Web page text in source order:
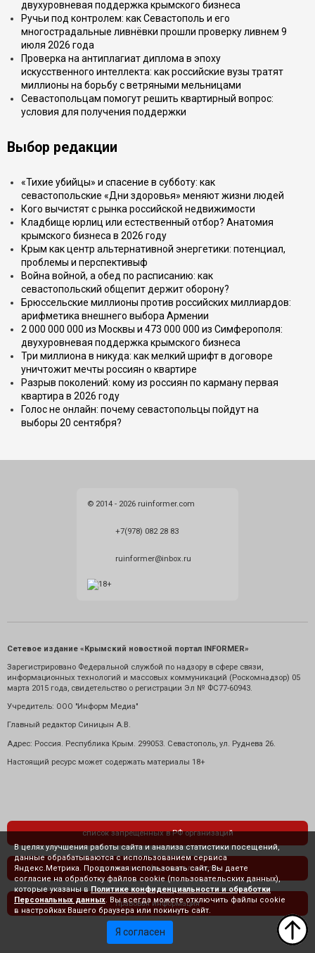
двухуровневая поддержка крымского бизнеса
Ручьи под контролем: как Севастополь и его
многострадальные ливнёвки прошли проверку ливнем 9
июля 2026 года
Проверка на антиплагиат диплома в эпоху
искусственного интеллекта: как российские вузы тратят
миллионы на борьбу с ветряными мельницами
Севастопольцам помогут решить квартирный вопрос:
условия для получения поддержки
Выбор редакции
«Тихие убийцы» и спасение в субботу: как
севастопольские «Дни здоровья» меняют жизни людей
Кого вычистят с рынка российской недвижимости
Кладбище юрлиц или естественный отбор? Анатомия
крымского бизнеса в 2026 году
Крым как центр альтернативной энергетики: потенциал,
проблемы и перспективыф
Война войной, а обед по расписанию: как
севастопольский общепит держит оборону?
Брюссельские миллионы против российских миллиардов:
арифметика внешнего выбора Армении
2 000 000 000 из Москвы и 473 000 000 из Симферополя:
двухуровневая поддержка крымского бизнеса
Три миллиона в никуда: как мелкий шрифт в договоре
уничтожит мечты россиян о квартире
Разрыв поколений: кому из россиян по карману первая
квартира в 2026 году
Голос не онлайн: почему севастопольцы пойдут на
выборы 20 сентября?
© 2014 - 2026 ruinformer.com
+7(978) 082 28 83
ruinformer@inbox.ru
Сетевое издание «Крымский новостной портал INFORMER»
Зарегистрировано Федеральной службой по надзору в сфере связи,
информационных технологий и массовых коммуникаций (Роскомнадзор) 05
марта 2015 года, свидетельство о регистрации Эл № ФС77-60943.
Учредитель: ООО "Информ Медиа"
Главный редактор Синицын А.В.
Адрес: Россия. Республика Крым. 299053. Севастополь, ул. Руднева 26.
Настоящий ресурс может содержать материалы 18+
список запрещенных в РФ организаций
политика конфиденциальности
правовая информация
В целях улучшения работы сайта и анализа статистики посещений,
данные обрабатываются с использованием сервиса
Яндекс.Метрика. Продолжая использовать сайт, Вы даете
согласие на обработку файлов cookie (пользовательских данных),
которые указаны в Политике конфиденциальности и обработки
Персональных данных . Вы всегда можете отключить файлы cookie
в настройках Вашего браузера или покинуть сайт.
Я согласен